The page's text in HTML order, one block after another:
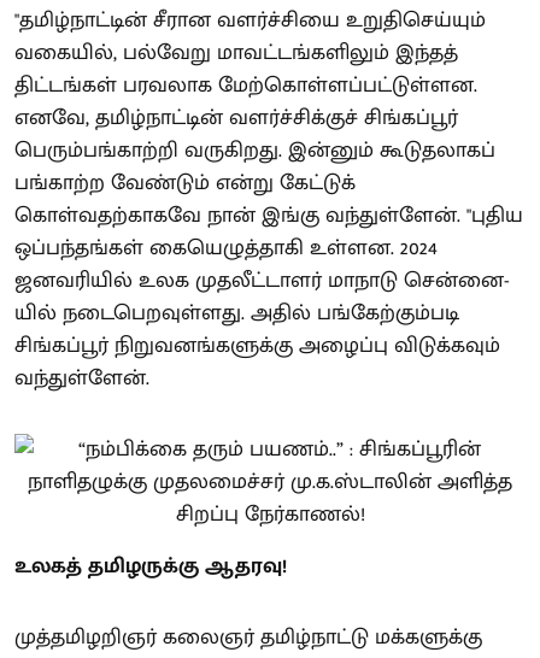
"தமிழ்நாட்டின் சீரான வளர்ச்சியை உறுதிசெய்யும்
வகையில், பல்வேறு மாவட்டங்களிலும் இந்தத்
திட்டங்கள் பரவலாக மேற்கொள்ளப்பட்டுள்ளன.
எனவே, தமிழ்நாட்டின் வளர்ச்சிக்குச் சிங்கப்பூர்
பெரும்பங்காற்றி வருகிறது. இன்னும் கூடுதலாகப்
பங்காற்ற வேண்டும் என்று கேட்டுக்
கொள்வதற்காகவே நான் இங்கு வந்துள்ளேன். "புதிய
ஒப்பந்தங்கள் கையெழுத்தாகி உள்ளன. 2024
ஜனவரியில் உலக முதலீட்டாளர் மாநாடு சென்னை-
யில் நடைபெறவுள்ளது. அதில் பங்கேற்கும்படி
சிங்கப்பூர் நிறுவனங்களுக்கு அழைப்பு விடுக்கவும்
வந்துள்ளேன்.
உலகத் தமிழருக்கு ஆதரவு!
முத்தமிழறிஞர் கலைஞர் தமிழ்நாட்டு மக்களுக்கு